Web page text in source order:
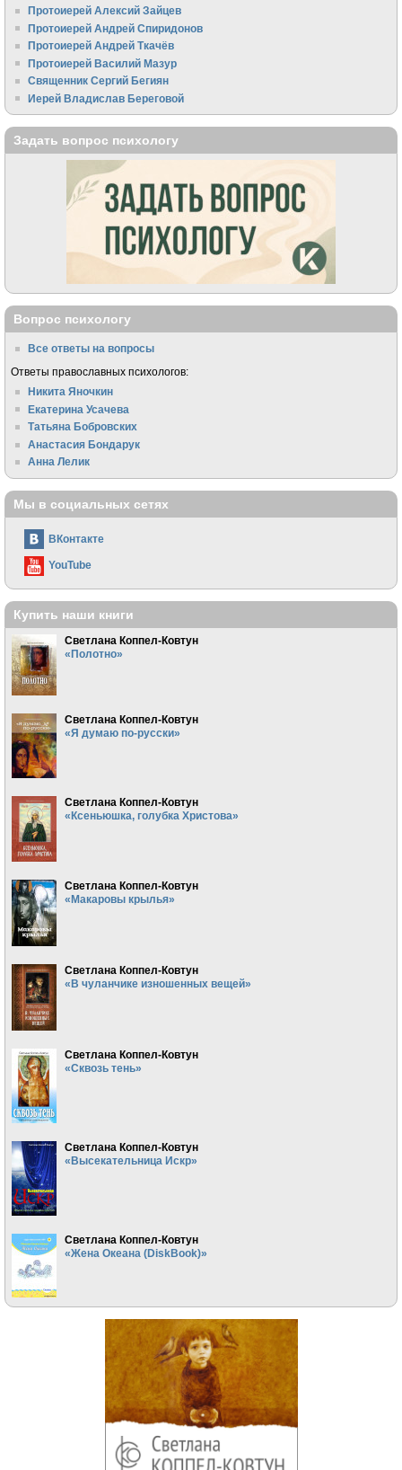
Протоиерей Алексий Зайцев
Протоиерей Андрей Спиридонов
Протоиерей Андрей Ткачёв
Протоиерей Василий Мазур
Священник Сергий Бегиян
Иерей Владислав Береговой
Задать вопрос психологу
Вопрос психологу
Все ответы на вопросы
Ответы православных психологов:
Никита Яночкин
Екатерина Усачева
Татьяна Бобровских
Анастасия Бондарук
Анна Лелик
Мы в социальных сетях
ВКонтакте
YouTube
Купить наши книги
Светлана Коппел-Ковтун
«Полотно»
Светлана Коппел-Ковтун
«Я думаю по-русски»
Светлана Коппел-Ковтун
«Ксеньюшка, голубка Христова»
Светлана Коппел-Ковтун
«Макаровы крылья»
Светлана Коппел-Ковтун
«В чуланчике изношенных вещей»
Светлана Коппел-Ковтун
«Сквозь тень»
Светлана Коппел-Ковтун
«Высекательница Искр»
Светлана Коппел-Ковтун
«Жена Океана (DiskBook)»